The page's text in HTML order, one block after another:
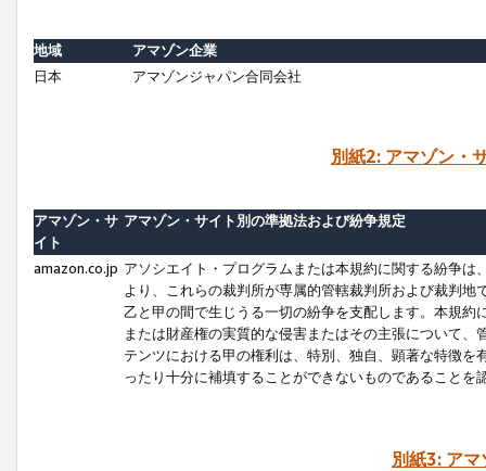
地域
アマゾン企業
日本
アマゾンジャパン合同会社
別紙2: アマゾン・
アマゾン・サ
イト
アマゾン・サイト別の準拠法および紛争規定
amazon.co.jp アソシエイト・プログラムまたは本規約に関する紛争
より、これらの裁判所が専属的管轄裁判所および裁判
乙と甲の間で生じうる一切の紛争を支配します。本規
または財産権の実質的な侵害またはその主張について
テンツにおける甲の権利は、特別、独自、顕著な特徴
ったり十分に補填することができないものであることを
別紙3: ア